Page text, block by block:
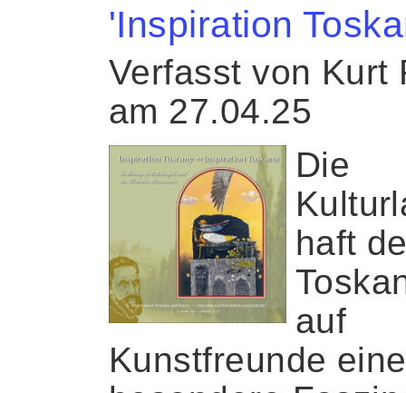
'Inspiration
Verfasst von Kurt
am 27.04.25
Die
haft
auf
Kunstfreunde eine